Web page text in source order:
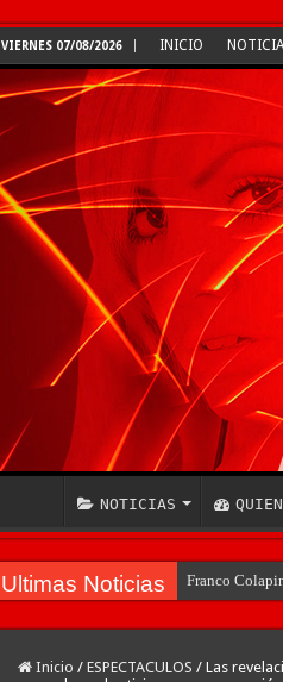
VIERNES 07/08/2026 INICIO
NOTICIAS
Ultimas Noticias Franco
Inicio / ESPECTACULOS / Las